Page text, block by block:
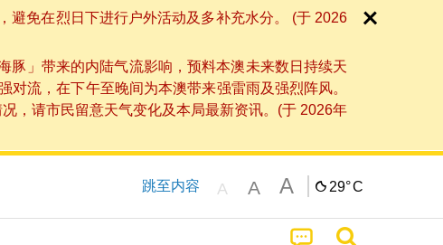
避免在烈日下进行户外活动及多补充水分。 (于 2026
豚」带来的内陆气流影响，预料本澳未来数日持续天
流，在下午至晚间为本澳带来强雷雨及强烈阵风。
，请市民留意天气变化及本局最新资讯。(于 2026年
跳至内容 A A A 29°C